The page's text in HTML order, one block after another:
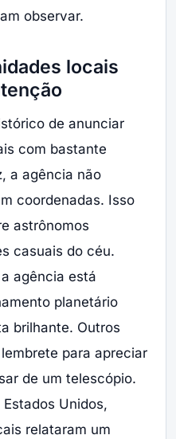
observar.
locais
de anunciar
com bastante
a agência não
coordenadas. Isso
astrônomos
casuais do céu.
agência está
planetário
brilhante. Outros
para apreciar
de um telescópio.
Unidos,
relataram um